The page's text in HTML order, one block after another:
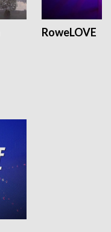
RoweLOVE